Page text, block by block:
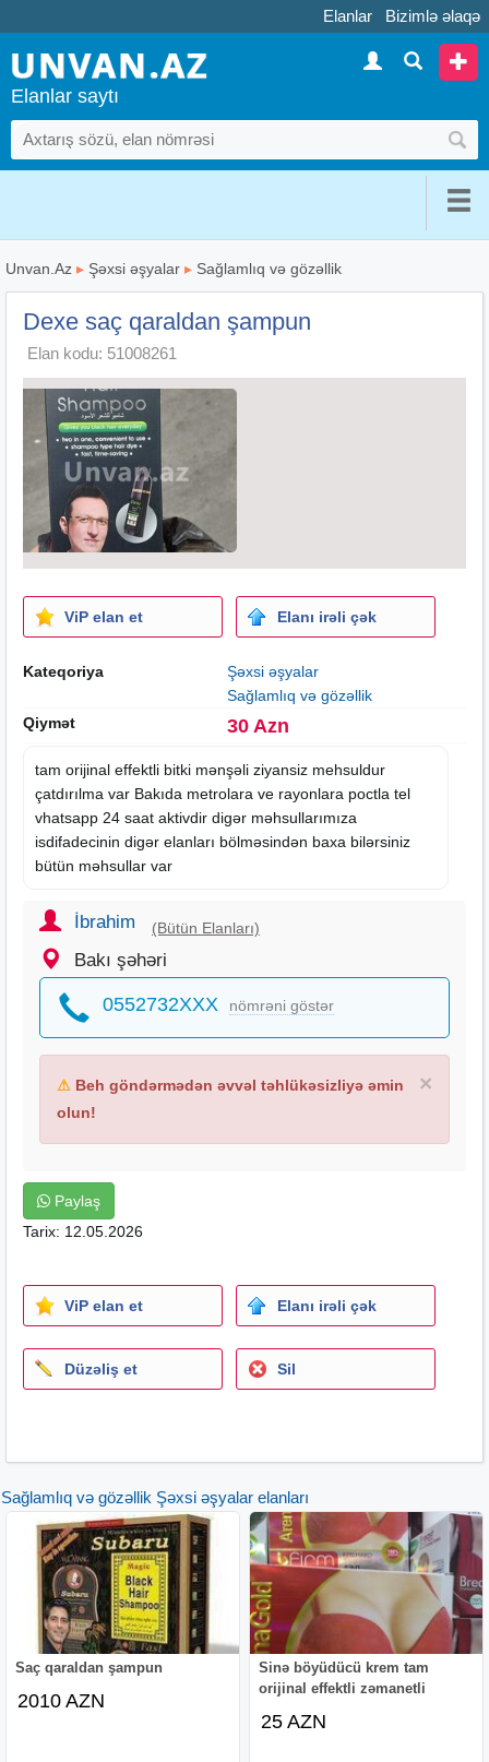
Elanlar Bizimlə əlaqə
Elanlar saytı
Unvan.Az ▸ Şəxsi əşyalar ▸ Sağlamlıq və gözəllik
Dexe saç qaraldan şampun
Elan kodu: 51008261
ViP elan et Elanı irəli çək
Kateqoriya
Şəxsi əşyalar
Sağlamlıq və gözəllik
Qiymət
30 Azn
tam orijinal effektli bitki mənşəli ziyansiz mehsuldur
çatdırılma var Bakıda metrolara ve rayonlara poctla tel
vhatsapp 24 saat aktivdir digər məhsullarımıza
isdifadecinin digər elanları bölməsindən baxa bilərsiniz
bütün məhsullar var
İbrahim (Bütün Elanları)
Bakı şəhəri
0552732XXX nömrəni göstər
×
⚠ Beh göndərmədən əvvəl təhlükəsizliyə əmin
olun!
Paylaş
Tarix: 12.05.2026
ViP elan et Elanı irəli çək
Düzəliş et Sil
Sağlamlıq və gözəllik Şəxsi əşyalar elanları
Saç qaraldan şampun
2010 AZN
Sinə böyüdücü krem tam
orijinal effektli zəmanetli
25 AZN